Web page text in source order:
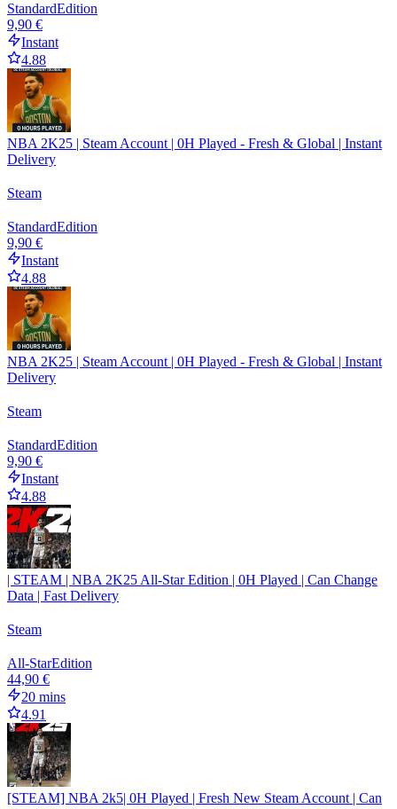
StandardEdition
9,90 €
Instant
4.88
NBA 2K25 | Steam Account | 0H Played - Fresh & Global | Instant
Delivery
Steam
StandardEdition
9,90 €
Instant
4.88
NBA 2K25 | Steam Account | 0H Played - Fresh & Global | Instant
Delivery
Steam
StandardEdition
9,90 €
Instant
4.88
| STEAM | NBA 2K25 All-Star Edition | 0H Played | Can Change
Data | Fast Delivery
Steam
All-StarEdition
44,90 €
20 mins
4.91
[STEAM] NBA 2k5| 0H Played | Fresh New Steam Account | Can